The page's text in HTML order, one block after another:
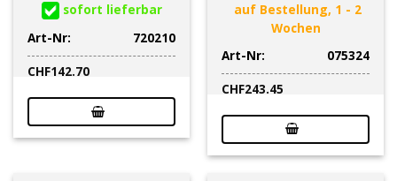
sofort lieferbar
Art-Nr:
720210
CHF142.70
auf Bestellung, 1 - 2
Wochen
Art-Nr:
075324
CHF243.45